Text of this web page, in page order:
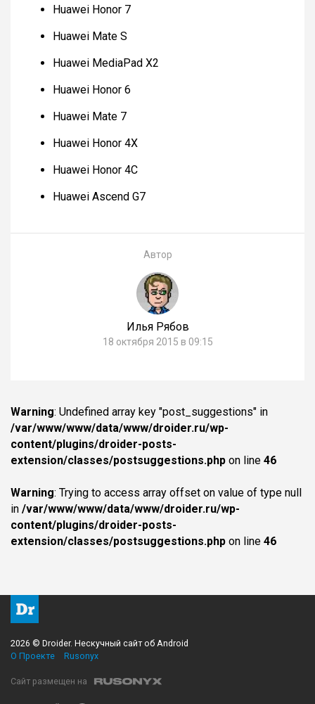
Huawei Honor 7
Huawei Mate S
Huawei MediaPad X2
Huawei Honor 6
Huawei Mate 7
Huawei Honor 4X
Huawei Honor 4C
Huawei Ascend G7
Автор
Илья Рябов
18 октября 2015 в 09:15
Warning: Undefined array key "post_suggestions" in
/var/www/www/data/www/droider.ru/wp-
content/plugins/droider-posts-
extension/classes/postsuggestions.php on line 46
Warning: Trying to access array offset on value of type null
in /var/www/www/data/www/droider.ru/wp-
content/plugins/droider-posts-
extension/classes/postsuggestions.php on line 46
2026 © Droider. Нескучный сайт об Android
О Проекте
Rusonyx
Сайт размещен на